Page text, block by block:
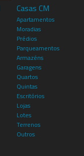
Casas CM
Apartamentos
Moradias
Prédios
Parqueamentos
Armazéns
Garagens
Quartos
Quintas
Escritórios
Lojas
Lotes
Terrenos
Outros